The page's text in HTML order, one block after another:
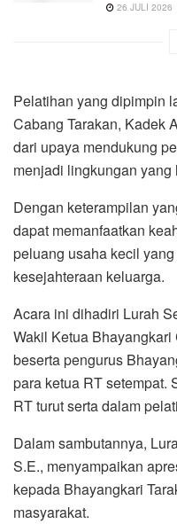
26 JULI 2026
Pelatihan yang dipimpin
Cabang Tarakan, Kadek
dari upaya mendukung
menjadi lingkungan
Dengan keterampilan
dapat memanfaatkan
peluang usaha kecil
kesejahteraan keluarga.
Acara ini dihadiri Lurah
Wakil Ketua
beserta pengurus
para ketua RT setempat.
RT turut serta dalam
Dalam sambutannya,
S.E., menyampaikan
kepada Bhayangkari
masyarakat.